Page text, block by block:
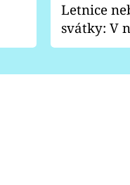
Letnice
svátky: V
pondělí